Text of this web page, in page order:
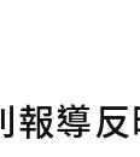
報導